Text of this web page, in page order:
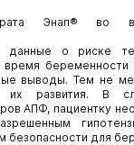
Энап® во
данные о риске
выводы. Тем не
их развития. В
АПФ, пациентку
безопасности для